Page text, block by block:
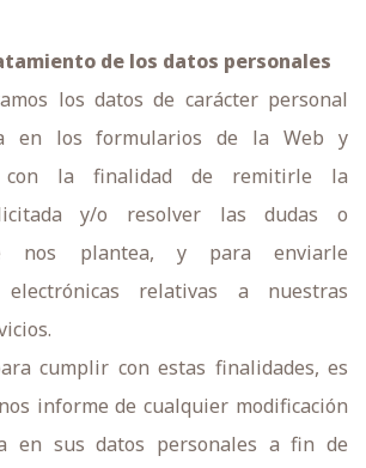
de los datos personales
los datos de carácter personal
en los formularios de la Web y
con la finalidad de remitirle la
y/o resolver las dudas o
nos plantea, y para enviarle
electrónicas relativas a nuestras
cumplir con estas finalidades, es
informe de cualquier modificación
en sus datos personales a fin de